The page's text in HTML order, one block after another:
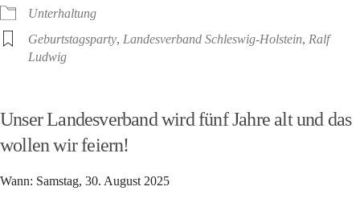
Unterhaltung
Geburtstagsparty, Landesverband Schleswig-Holstein, Ralf
Ludwig
Unser Landesverband wird fünf Jahre alt und das
wollen wir feiern!
Wann: Samstag, 30. August 2025